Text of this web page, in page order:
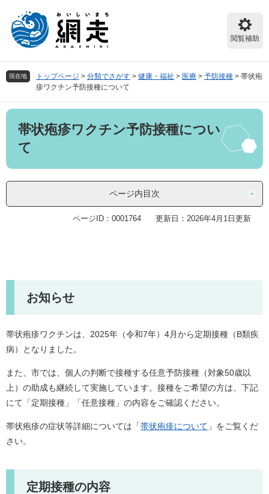
頭
で
飛
ば
閲覧補助
現在地 トップページ > 分類でさがす > 健康・福祉 > 医療 > 予防接種 > 帯状疱
疹ワクチン予防接種について
本
帯状疱疹ワクチン予防接種につい
て
ページ内目次
ページID：0001764 更新日：2026年4月1日更新
お知らせ
帯状疱疹ワクチンは、2025年（令和7年）4月から定期接種（B類疾
病）となりました。
また、市では、個人の判断で接種する任意予防接種（対象50歳以
上）の助成も継続して実施しています。接種をご希望の方は、下記
にて「定期接種」「任意接種」の内容をご確認ください。
帯状疱疹の症状等詳細については「帯状疱疹について 」をご覧くだ
さい。
定期接種の内容